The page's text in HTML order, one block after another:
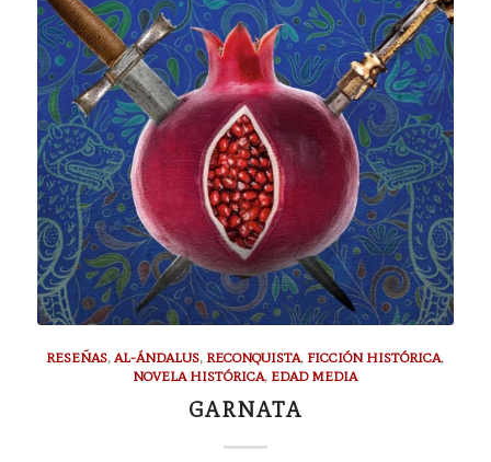
RESEÑAS, AL-ÁNDALUS, RECONQUISTA, FICCIÓN HISTÓRICA,
NOVELA HISTÓRICA, EDAD MEDIA
GARNATA